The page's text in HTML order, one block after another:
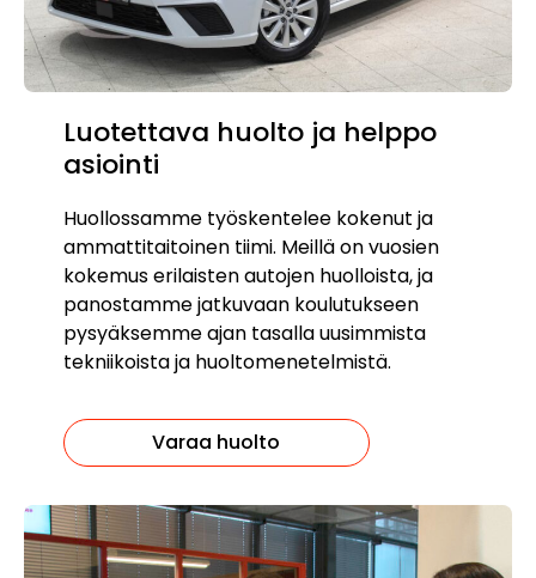
Luotettava huolto ja helppo
asiointi
Huollossamme työskentelee kokenut ja
ammattitaitoinen tiimi. Meillä on vuosien
kokemus erilaisten autojen huolloista, ja
panostamme jatkuvaan koulutukseen
pysyäksemme ajan tasalla uusimmista
tekniikoista ja huoltomenetelmistä.
Varaa huolto